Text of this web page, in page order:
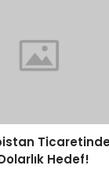
Hedef!